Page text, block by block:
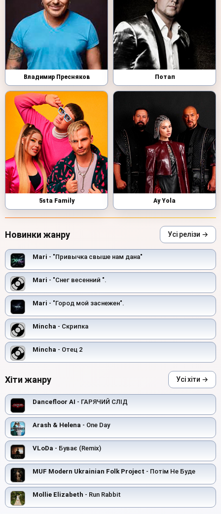
Владимир Пресняков Потап
5sta Family Ay Yola
Новинки жанру Усі релізи →
Mari - "Привычка свыше нам дана"
Mari - "Снег весенний ".
Mari - "Город мой заснежен".
Mincha - Скрипка
Mincha - Отец 2
Хіти жанру Усі хіти →
Dancefloor AI - ГАРЯЧИЙ СЛІД
Arash & Helena - One Day
VLoDa - Буває (Remix)
MUF Modern Ukrainian Folk Project - Потім Не Буде
Mollie Elizabeth - Run Rabbit